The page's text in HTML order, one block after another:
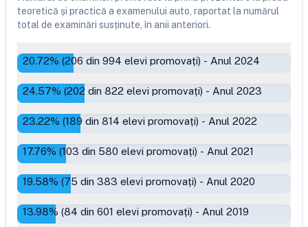
teoretică și practică a examenului auto, raportat la numărul
total de examinări susținute, în anii anteriori.
20.72% (206 din 994 elevi promovați) - Anul 2024
24.57% (202 din 822 elevi promovați) - Anul 2023
23.22% (189 din 814 elevi promovați) - Anul 2022
17.76% (103 din 580 elevi promovați) - Anul 2021
19.58% (75 din 383 elevi promovați) - Anul 2020
13.98% (84 din 601 elevi promovați) - Anul 2019